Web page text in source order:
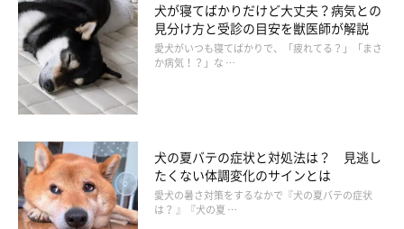
犬が寝てばかりだけど大丈夫？病気との
見分け方と受診の目安を獣医師が解説
愛犬がいつも寝てばかりで、「疲れてる？」「まさ
か病気！？」な …
犬の夏バテの症状と対処法は？ 見逃し
たくない体調変化のサインとは
愛犬の暑さ対策をするなかで『犬の夏バテの症状
は？ 』『犬の夏 …